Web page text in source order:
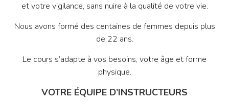
et votre vigilance, sans nuire à la qualité de votre vie.
Nous avons formé des centaines de femmes depuis plus
de 22 ans.
Le cours s’adapte à vos besoins, votre âge et forme
physique.
VOTRE ÉQUIPE D’INSTRUCTEURS